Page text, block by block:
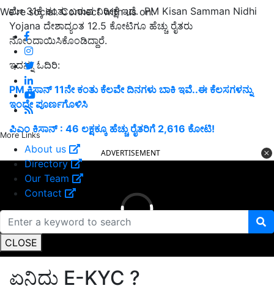
We're social. Connect with us on:
More Links
About us
Directory
Our Team
Contact
CLOSE
ಮೇ 31ಕ್ಕೆ ಕಂತು ಬರುವ ನಿರೀಕ್ಷೆ ಇದೆ. PM Kisan Samman Nidhi
Yojana ದೇಶಾದ್ಯಂತ 12.5 ಕೋಟಿಗೂ ಹೆಚ್ಚು ರೈತರು
ನೋಂದಾಯಿಸಿಕೊಂಡಿದ್ದಾರೆ.
ಇದನ್ನು ಓದಿರಿ:
PM ಕಿಸಾನ್ 11ನೇ ಕಂತು ಕೆಲವೇ ದಿನಗಳು ಬಾಕಿ ಇವೆ..ಈ ಕೆಲಸಗಳನ್ನು
ಇಂದೇ ಪೂರ್ಣಗೊಳಿಸಿ
ಪಿಎಂ ಕಿಸಾನ್‌ : 46 ಲಕ್ಷಕ್ಕೂ ಹೆಚ್ಚು ರೈತರಿಗೆ 2,616 ಕೋಟಿ!
ADVERTISEMENT
ಏನಿದು E-KYC ?